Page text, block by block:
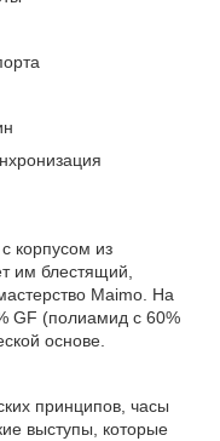
корпусом из
им блестящий,
Maimo. На
GF (полиамид с 60%
основе.
принципов, часы
выступы, которые